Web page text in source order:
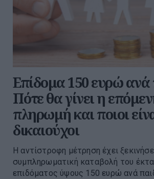
Επίδομα 150 ευρώ ανά
Πότε θα γίνει η
πληρωμή και ποιοι
δικαιούχοι
Η αντίστροφη μέτρηση έχει
συμπληρωματική καταβολή του
επιδόματος ύψους 150 ευρώ ανά